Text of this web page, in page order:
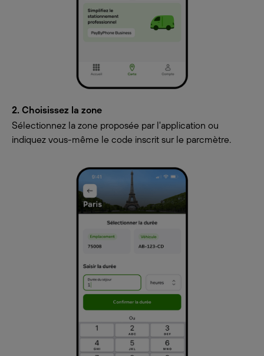
2. Choisissez la zone
Sélectionnez la zone proposée par l'application ou
indiquez vous-même le code inscrit sur le parcmètre.